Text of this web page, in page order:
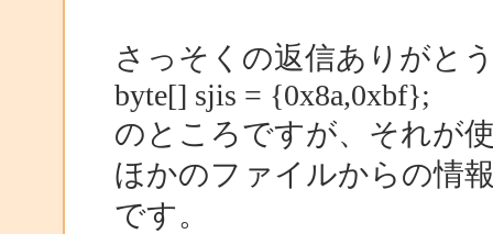
さっそくの返信ありがと
byte[] sjis = {0x8a,0xbf};
のところですが、それが
ほかのファイルからの情
です。